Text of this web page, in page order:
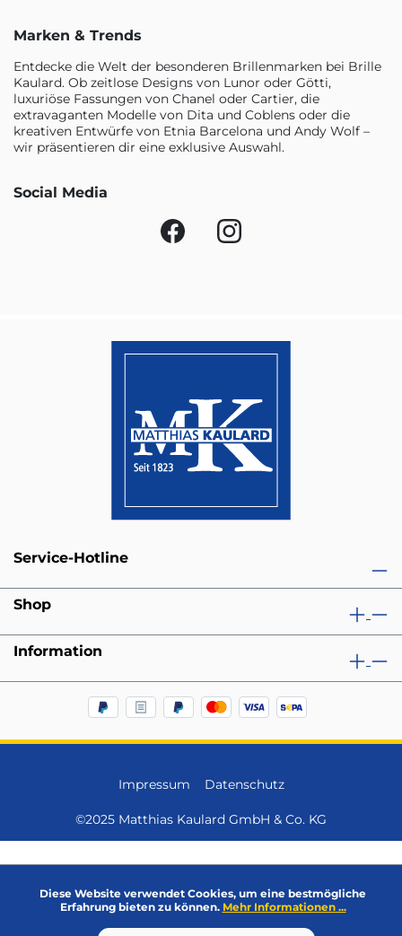
Marken & Trends
Entdecke die Welt der besonderen Brillenmarken bei Brille
Kaulard. Ob zeitlose Designs von Lunor oder Götti,
luxuriöse Fassungen von Chanel oder Cartier, die
extravaganten Modelle von Dita und Coblens oder die
kreativen Entwürfe von Etnia Barcelona und Andy Wolf –
wir präsentieren dir eine exklusive Auswahl.
Social Media
Service-Hotline
Shop
Information
Impressum Datenschutz
©2025 Matthias Kaulard GmbH & Co. KG
Diese Website verwendet Cookies, um eine bestmögliche
Erfahrung bieten zu können. Mehr Informationen ...